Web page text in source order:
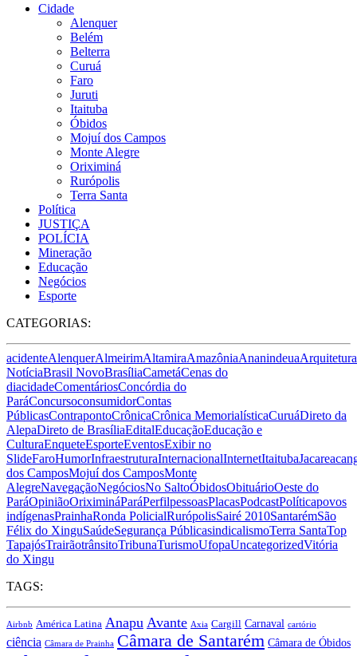
Cidade
Alenquer
Belém
Belterra
Curuá
Faro
Juruti
Itaituba
Óbidos
Mojuí dos Campos
Monte Alegre
Oriximiná
Rurópolis
Terra Santa
Política
JUSTIÇA
POLÍCIA
Mineração
Educação
Negócios
Esporte
CATEGORIAS:
acidenteAlenquerAlmeirimAltamiraAmazôniaAnanindeuaArquitetura
NotíciaBrasil NovoBrasíliaCametáCenas do
diacidadeComentáriosConcórdia do
ParáConcursoconsumidorContas
PúblicasContrapontoCrônicaCrônica MemorialísticaCuruáDireto da
AlepaDireto de BrasíliaEditalEducaçãoEducação e
CulturaEnqueteEsporteEventosExibir no
SlideFaroHumorInfraestruturaInternacionalInternetItaituba
dos CamposMojuí dos CamposMonte
AlegreNavegaçãoNegóciosNo SaltoÓbidosObituárioOeste do
ParáOpiniãoOriximináParáPerfilpessoasPlacasPodcastPolíticapovos
indígenasPrainhaRonda PolicialRurópolisSairé 2010SantarémSão
Félix do XinguSaúdeSegurança PúblicasindicalismoTerra SantaTop
TapajósTrairãotrânsitoTribunaTurismoUfopaUncategorizedVitória
do Xingu
TAGS:
Airbnb América Latina Anapu Avante Axia Cargill Carnaval cartório
ciência Câmara de Prainha Câmara de Santarém Câmara de Óbidos